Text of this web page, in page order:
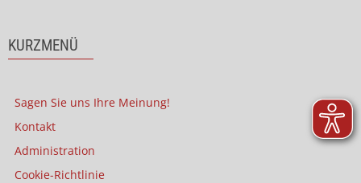
KURZMENÜ
Sagen Sie uns Ihre Meinung!
Kontakt
Administration
Cookie-Richtlinie